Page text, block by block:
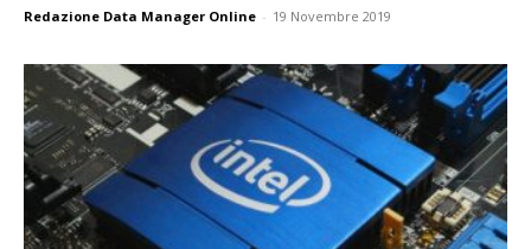
Redazione Data Manager Online - 19 Novembre 2019